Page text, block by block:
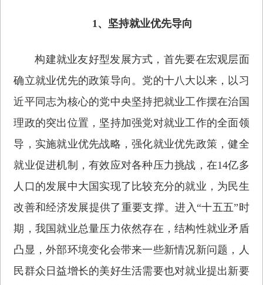
1、坚持就业优先导向
构建就业友好型发展方式，首先要在宏观层面
确立就业优先的政策导向。党的十八大以来，以习
近平同志为核心的党中央坚持把就业工作摆在治国
理政的突出位置，坚持加强党对就业工作的全面领
导，实施就业优先战略，强化就业优先政策，健全
就业促进机制，有效应对各种压力挑战，在14亿多
人口的发展中大国实现了比较充分的就业，为民生
改善和经济发展提供了重要支撑。进入“十五五”时
期，我国就业总量压力依然存在，结构性就业矛盾
凸显，外部环境变化会带来一些新情况新问题，人
民群众日益增长的美好生活需要也对就业提出新要